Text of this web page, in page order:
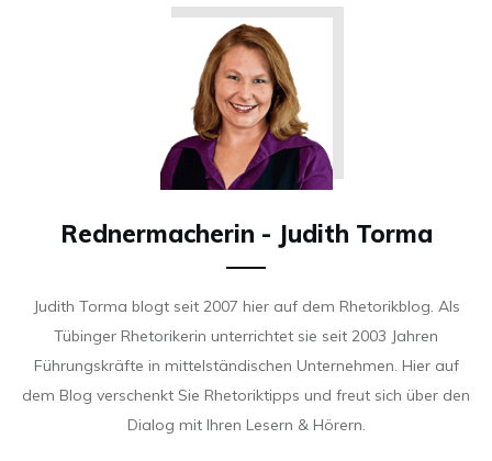
Rednermacherin - Judith Torma
Judith Torma blogt seit 2007 hier auf dem Rhetorikblog. Als
Tübinger Rhetorikerin unterrichtet sie seit 2003 Jahren
Führungskräfte in mittelständischen Unternehmen. Hier auf
dem Blog verschenkt Sie Rhetoriktipps und freut sich über den
Dialog mit Ihren Lesern & Hörern.